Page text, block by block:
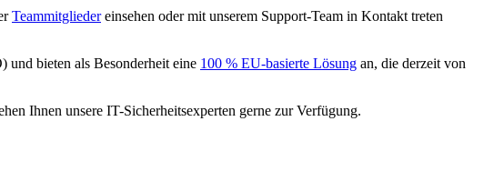
Teammitgliedereinsehen oder mit unserem Support-Team in Kontakt treten
und bieten als Besonderheit eine 100 % EU-basierte Lösung an, die derzeit von
Ihnen unsere IT-Sicherheitsexperten gerne zur Verfügung.